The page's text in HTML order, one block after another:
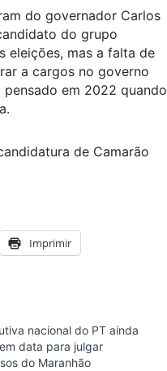
do governador Carlos
do grupo
eleições, mas a falta de
a cargos no governo
em 2022 quando
de Camarão
Imprimir
nacional do PT ainda
data para julgar
do Maranhão